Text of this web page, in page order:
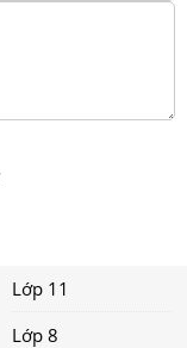
Lớp 11
Lớp 8